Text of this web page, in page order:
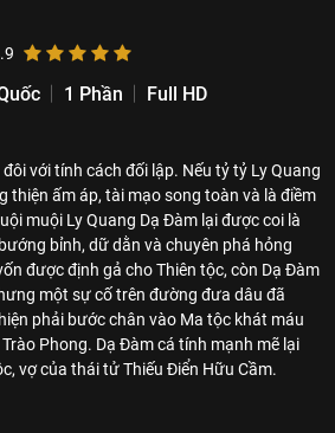
1 Phần
Full HD
với tính cách đối lập. Nếu tỷ tỷ Ly Quang
thiện ấm áp, tài mạo song toàn và là điềm
muội Ly Quang Dạ Đàm lại được coi là
bỉnh, dữ dằn và chuyên phá hỏng
được định gả cho Thiên tộc, còn Dạ Đàm
một sự cố trên đường đưa dâu đã
phải bước chân vào Ma tộc khát máu
Phong. Dạ Đàm cá tính mạnh mẽ lại
vợ của thái tử Thiếu Điển Hữu Cầm.